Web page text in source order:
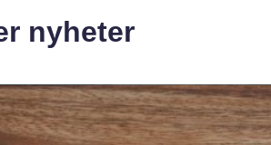
nyheter